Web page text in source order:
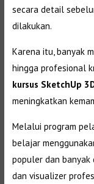
secara detail
dilakukan.
Karena itu, banyak
hingga profesional
kursus SketchUp
meningkatkan
Melalui program
belajar
populer dan banyak
dan visualizer